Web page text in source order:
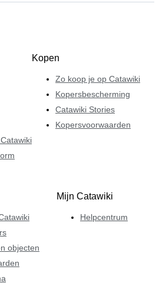
Kopen
Zo koop je op Catawiki
Kopersbescherming
Catawiki Stories
Kopersvoorwaarden
objecten
Mijn Catawiki
Helpcentrum